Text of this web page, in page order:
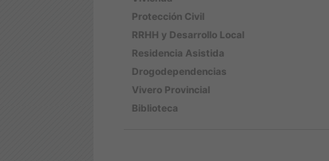
Protección Civil
RRHH y Desarrollo Local
Residencia Asistida
Drogodependencias
Vivero Provincial
Biblioteca